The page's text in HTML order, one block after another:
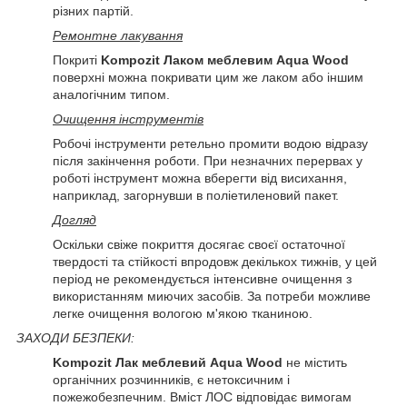
різних партій.
Ремонтне лакування
Покриті Kompozit Лаком меблевим Aqua Wood
поверхні можна покривати цим же лаком або іншим
аналогічним типом.
Очищення інструментів
Робочі інструменти ретельно промити водою відразу
після закінчення роботи. При незначних перервах у
роботі інструмент можна вберегти від висихання,
наприклад, загорнувши в поліетиленовий пакет.
Догляд
Оскільки свіже покриття досягає своєї остаточної
твердості та стійкості впродовж декількох тижнів, у цей
період не рекомендується інтенсивне очищення з
використанням миючих засобів. За потреби можливе
легке очищення вологою м'якою тканиною.
ЗАХОДИ БЕЗПЕКИ:
Kompozit Лак меблевий Aqua Wood не містить
органічних розчинників, є нетоксичним і
пожежобезпечним. Вміст ЛОС відповідає вимогам